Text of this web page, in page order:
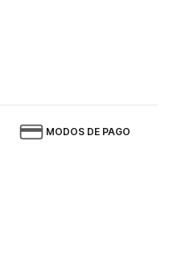
MODOS DE PAGO